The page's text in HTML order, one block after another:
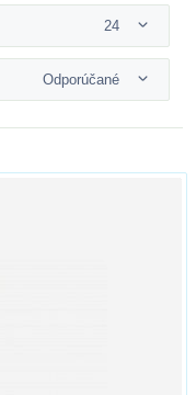
24
Odporúčané